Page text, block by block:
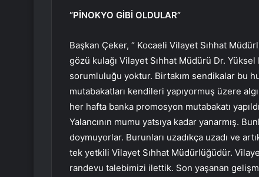
“PİNOKYO GİBİ OLDULAR”
Başkan Çeker, “ Kocaeli Vilayet Sıhhat
gözü kulağı Vilayet Sıhhat Müdürü Dr.
sorumluluğu yoktur. Birtakım sendikalar bu
mutabakatları kendileri yapıyormuş üzere
her hafta banka promosyon mutabakatı
Yalancının mumu yatsıya kadar yanarmış.
doymuyorlar. Burunları uzadıkça uzadı ve
tek yetkili Vilayet Sıhhat Müdürlüğüdür.
randevu talebimizi ilettik. Son yaşanan